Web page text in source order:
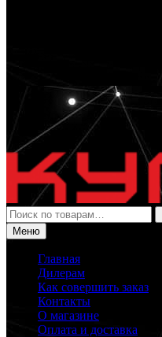
Искать:
Меню
Главная
Дилерам
Как совершить заказ
Контакты
О магазине
Оплата и доставка